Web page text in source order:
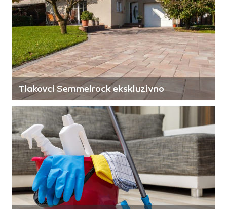
Tlakovci Semmelrock ekskluzivno